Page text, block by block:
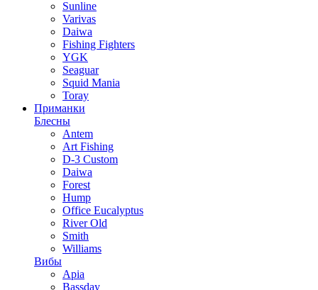
Sunline
Varivas
Daiwa
Fishing Fighters
YGK
Seaguar
Squid Mania
Toray
Приманки
Блесны
Antem
Art Fishing
D-3 Custom
Daiwa
Forest
Hump
Office Eucalyptus
River Old
Smith
Williams
Вибы
Apia
Bassday